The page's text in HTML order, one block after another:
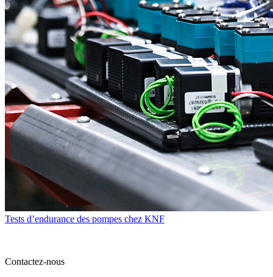
Tests d’endurance des pompes chez KNF
Contactez-nous